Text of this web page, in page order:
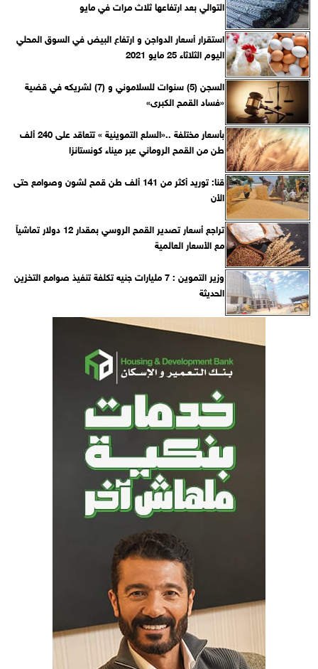
التوالي بعد ارتفاعها ثلاث مرات في مايو
استقرار أسعار الدواجن و ارتفاع البيض في السوق المحلي
اليوم الثلاثاء 25 مايو 2021
السجن (5) سنوات للسلاموني و (7) لشريكه في قضية
«فساد القمح الكبرى»
بأسعار مختلفة ..«السلع التموينية » تتعاقد على 240 ألف
طن من القمح الروماني عبر ميناء كونستانزا
قنا: توريد أكثر من 141 ألف طن قمح لشون وصوامع حتى
الأن
تراجع أسعار تصدير القمح الروسي بمقدار 12 دولار تماشياً
مع الأسعار العالمية
وزير التموين : 7 مليارات جنيه تكلفة تنفيذ صوامع التخزين
الحديثة